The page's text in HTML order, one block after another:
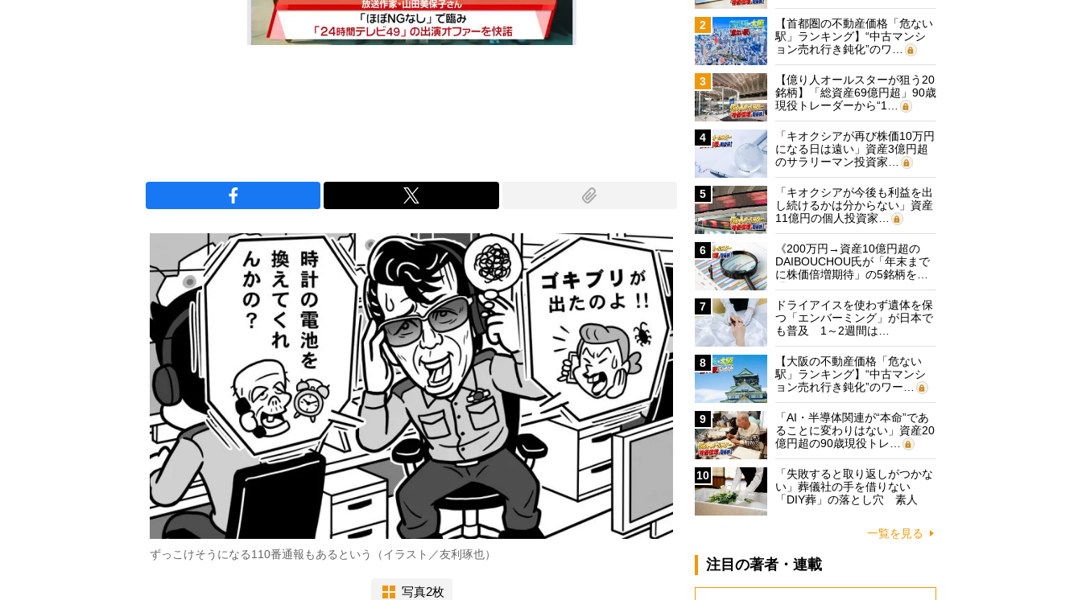
ずっこけそうになる110番通報もあるという（イラスト／友利琢也）
写真2枚
2
【首都圏の不動産価格「危ない
駅」ランキング】“中古マンシ
ョン売れ行き鈍化”のワ…
3
【億り人オールスターが狙う20
銘柄】「総資産69億円超」90歳
現役トレーダーから“1…
4
「キオクシアが再び株価10万円
になる日は遠い」資産3億円超
のサラリーマン投資家…
5
「キオクシアが今後も利益を出
し続けるかは分からない」資産
11億円の個人投資家…
6
《200万円→資産10億円超の
DAIBOUCHOU氏が「年末まで
に株価倍増期待」の5銘柄を…
7
ドライアイスを使わず遺体を保
つ「エンバーミング」が日本で
も普及 1～2週間は…
8
【大阪の不動産価格「危ない
駅」ランキング】“中古マンシ
ョン売れ行き鈍化”のワー…
9
「AI・半導体関連が“本命”であ
ることに変わりはない」資産20
億円超の90歳現役トレ…
10
「失敗すると取り返しがつかな
い」葬儀社の手を借りない
「DIY葬」の落とし穴 素人
一覧を見る
注目の著者・連載